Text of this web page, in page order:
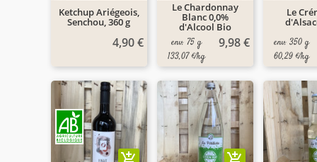
Ketchup Ariégeois,
Senchou, 360 g
4,90 €
Le Chardonnay
Blanc 0,0%
d'Alcool Bio
env. 75 g
133,07 €/kg
9,98 €
Le
env. 350 g
60,29 €/kg